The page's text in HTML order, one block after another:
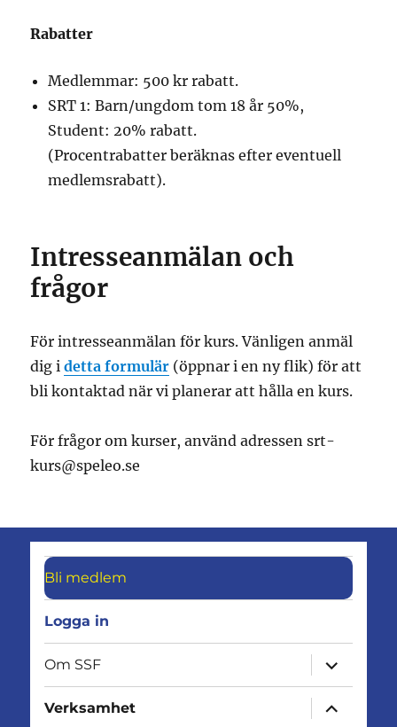
Rabatter
Medlemmar: 500 kr rabatt.
SRT 1: Barn/ungdom tom 18 år 50%,
Student: 20% rabatt.
(Procentrabatter beräknas efter eventuell
medlemsrabatt).
Intresseanmälan och
frågor
För intresseanmälan för kurs. Vänligen anmäl
dig idetta formulär (öppnar i en ny flik) för att
bli kontaktad när vi planerar att hålla en kurs.
För frågor om kurser, använd adressen srt-
kurs@speleo.se
Bli medlem
Logga in
Om SSF
expandera
Verksamhet
expandera